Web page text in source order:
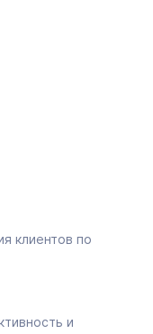
клиентов по
и